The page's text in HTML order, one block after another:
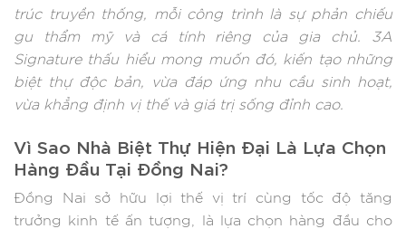
trúc truyền thống, mỗi công trình là sự phản chiếu
gu thẩm mỹ và cá tính riêng của gia chủ. 3A
Signature thấu hiểu mong muốn đó, kiến tạo những
biệt thự độc bản, vừa đáp ứng nhu cầu sinh hoạt,
vừa khẳng định vị thế và giá trị sống đỉnh cao.
Vì Sao Nhà Biệt Thự Hiện Đại Là Lựa Chọn
Hàng Đầu Tại Đồng Nai?
Đồng Nai sở hữu lợi thế vị trí cùng tốc độ tăng
trưởng kinh tế ấn tượng, là lựa chọn hàng đầu cho